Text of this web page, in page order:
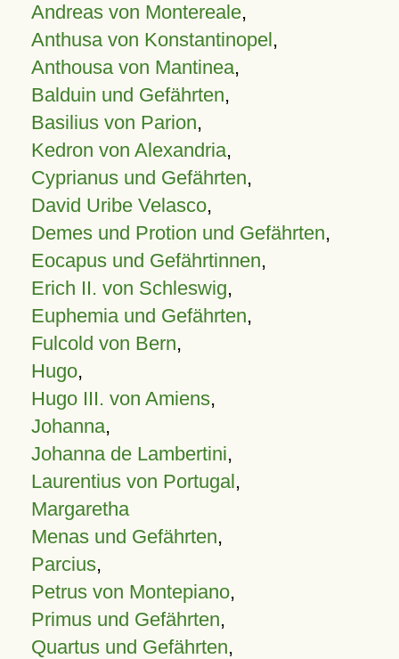
Andreas von Montereale,
Anthusa von Konstantinopel,
Anthousa von Mantinea,
Balduin und Gefährten,
Basilius von Parion,
Kedron von Alexandria,
Cyprianus und Gefährten,
David Uribe Velasco,
Demes und Protion und Gefährten,
Eocapus und Gefährtinnen,
Erich II. von Schleswig,
Euphemia und Gefährten,
Fulcold von Bern,
Hugo,
Hugo III. von Amiens,
Johanna,
Johanna de Lambertini,
Laurentius von Portugal,
Margaretha
Menas und Gefährten,
Parcius,
Petrus von Montepiano,
Primus und Gefährten,
Quartus und Gefährten,